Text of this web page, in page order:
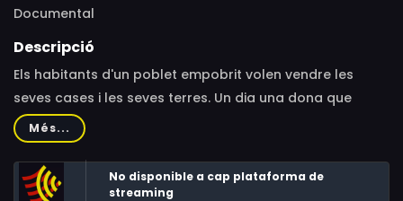
Documental
Descripció
Els habitants d'un poblet empobrit volen vendre les
seves cases i les seves terres. Un dia una dona que
passant per allí es va quedar en pana els hi explica que
podrien treure molt profit de l'aigua que tenen.
Més...
No disponible a cap plataforma de
streaming